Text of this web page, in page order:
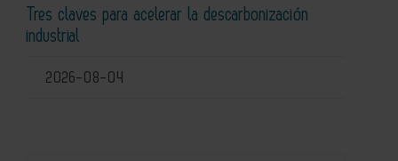
Tres claves para acelerar la descarbonización
industrial
2026-08-04